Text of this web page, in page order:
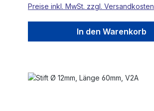
Preise inkl. MwSt. zzgl. Versandkosten
In den Warenkorb